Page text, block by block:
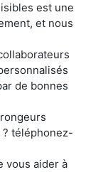
est une
et nous
de bonnes
téléphonez-
vous aider à